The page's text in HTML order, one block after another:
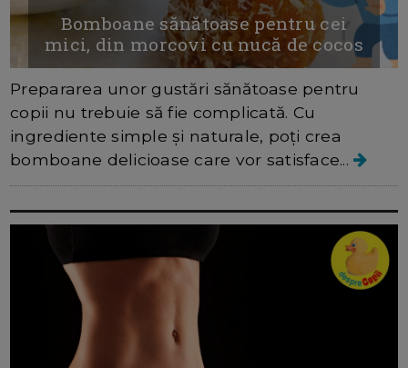
Bomboane sănătoase pentru cei
mici, din morcovi cu nucă de cocos
Prepararea unor gustări sănătoase pentru
copii nu trebuie să fie complicată. Cu
ingrediente simple și naturale, poți crea
bomboane delicioase care vor satisface...